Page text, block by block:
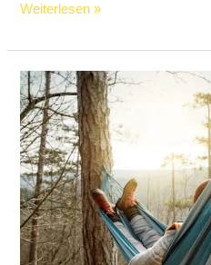
Weiterlesen »
Einfach
mal
abschalten:
Orte,
die
Körper
und
Seele
verwöhnen